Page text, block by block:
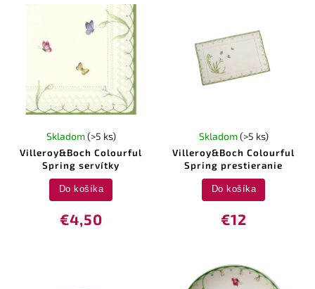
Villeroy&Boch Colourful
Spring servítky
Skladom(>5 ks)
€4,50
Do košíka
Villeroy&Boch Colourful
Spring prestieranie
Skladom(>5 ks)
€12
Do košíka